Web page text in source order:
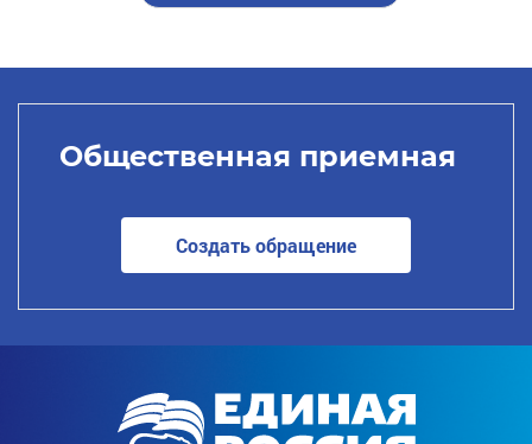
Общественная приемная
Создать обращение